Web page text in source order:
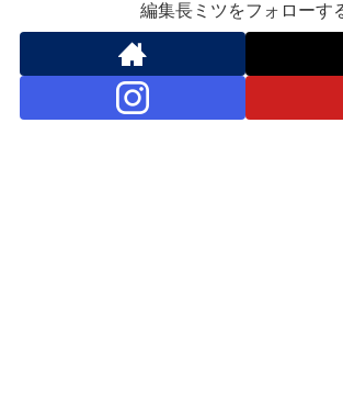
編集長ミツをフォローす